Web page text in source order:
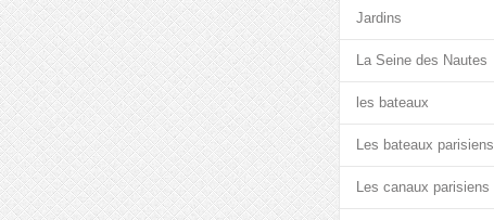
Jardins
La Seine des Nautes
les bateaux
Les bateaux parisiens
Les canaux parisiens